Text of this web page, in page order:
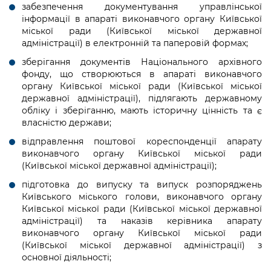
забезпечення документування управлінської
інформації в апараті виконавчого органу Київської
міської ради (Київської міської державної
адміністрації) в електронній та паперовій формах;
зберігання документів Національного архівного
фонду, що створюються в апараті виконавчого
органу Київської міської ради (Київської міської
державної адміністрації), підлягають державному
обліку і зберіганню, мають історичну цінність та є
власністю держави;
відправлення поштової кореспонденції апарату
виконавчого органу Київської міської ради
(Київської міської державної адміністрації);
підготовка до випуску та випуск розпоряджень
Київського міського голови, виконавчого органу
Київської міської ради (Київської міської державної
адміністрації) та наказів керівника апарату
виконавчого органу Київської міської ради
(Київської міської державної адміністрації) з
основної діяльності;